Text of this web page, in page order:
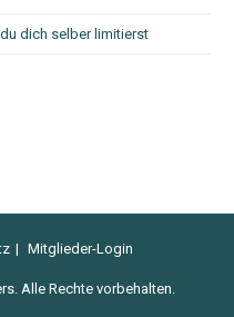
dich selber limitierst
Mitglieder-Login
Alle Rechte vorbehalten.